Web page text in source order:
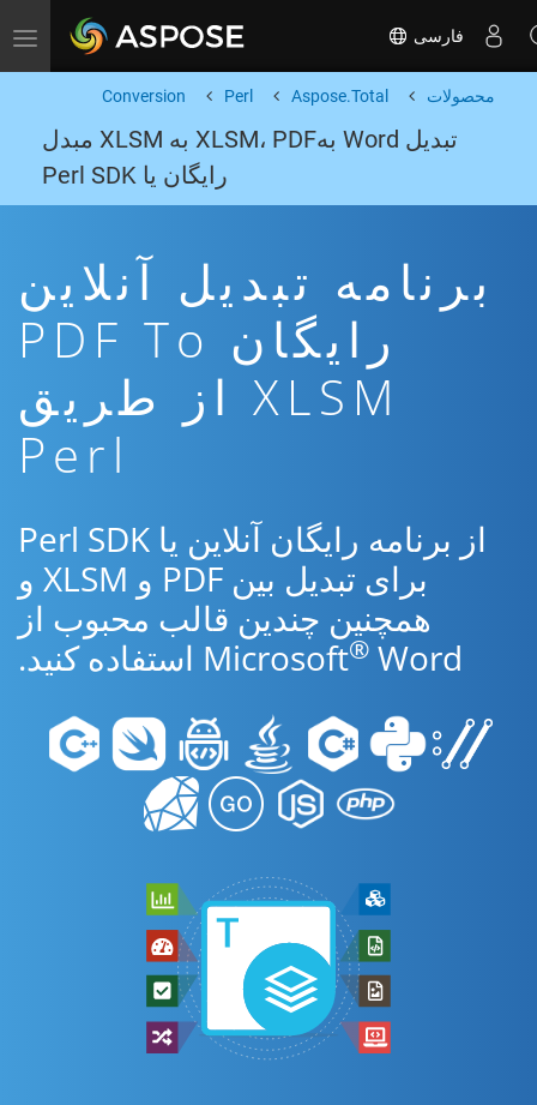
Toggle navigation فارسی
محصولات Aspose.Total
Perl
Conversion
تبدیل Word بهXLSM، PDF به XLSM مبدل
رایگان یا Perl SDK
برنامه تبدیل آنلاین
رایگان PDF To
XLSM از طریق
Perl
از برنامه رایگان آنلاین یا Perl SDK
برای تبدیل بین PDF و XLSM و
همچنین چندین قالب محبوب از
Microsoft® Word استفاده کنید.